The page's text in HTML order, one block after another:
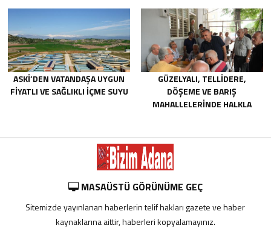
ASKİ’DEN VATANDAŞA UYGUN
FIYATLI VE SAĞLIKLI IÇME SUYU
GÜZELYALI, TELLIDERE,
DÖŞEME VE BARIŞ
MAHALLELERINDE HALKLA
MASAÜSTÜ GÖRÜNÜME GEÇ
Sitemizde yayınlanan haberlerin telif hakları gazete ve haber
kaynaklarına aittir, haberleri kopyalamayınız.